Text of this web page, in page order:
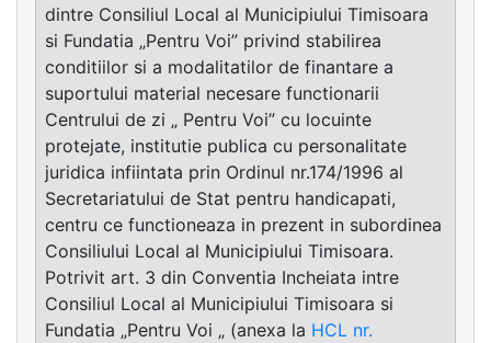
dintre Consiliul Local al Municipiului Timisoara
si Fundatia „Pentru Voi” privind stabilirea
conditiilor si a modalitatilor de finantare a
suportului material necesare functionarii
Centrului de zi „ Pentru Voi” cu locuinte
protejate, institutie publica cu personalitate
juridica infiintata prin Ordinul nr.174/1996 al
Secretariatului de Stat pentru handicapati,
centru ce functioneaza in prezent in subordinea
Consiliului Local al Municipiului Timisoara.
Potrivit art. 3 din Conventia Incheiata intre
Consiliul Local al Municipiului Timisoara si
Fundatia „Pentru Voi „ (anexa la HCL nr.